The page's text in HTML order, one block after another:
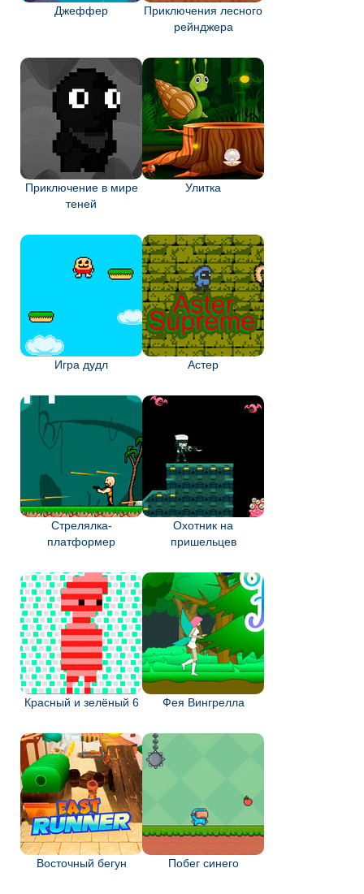
Джеффер
Приключения лесного
рейнджера
Приключение в мире
теней
Улитка
Игра дудл Астер
Стрелялка-
платформер
Охотник на
пришельцев
Красный и зелёный 6 Фея Вингрелла
Восточный бегун Побег синего